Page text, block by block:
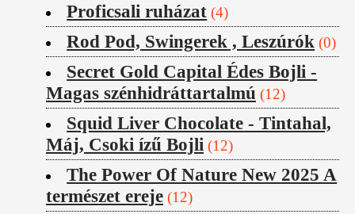
Proficsali ruházat (4)
Rod Pod, Swingerek , Leszúrók (0)
Secret Gold Capital Édes Bojli -
Magas szénhidráttartalmú (12)
Squid Liver Chocolate - Tintahal,
Máj, Csoki ízű Bojli (12)
The Power Of Nature New 2025 A
természet ereje (12)